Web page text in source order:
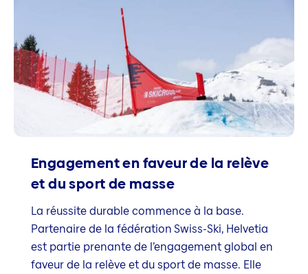
Engagement en faveur de la relève
et du sport de masse
La réussite durable commence à la base.
Partenaire de la fédération Swiss-Ski, Helvetia
est partie prenante de l’engagement global en
faveur de la relève et du sport de masse. Elle